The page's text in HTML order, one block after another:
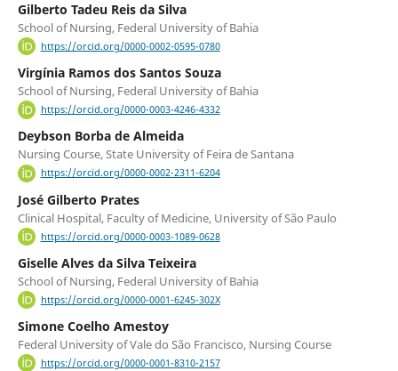
Gilberto Tadeu Reis da Silva
School of Nursing, Federal University of Bahia
https://orcid.org/0000-0002-0595-0780
Virgínia Ramos dos Santos Souza
School of Nursing, Federal University of Bahia
https://orcid.org/0000-0003-4246-4332
Deybson Borba de Almeida
Nursing Course, State University of Feira de Santana
https://orcid.org/0000-0002-2311-6204
José Gilberto Prates
Clinical Hospital, Faculty of Medicine, University of São Paulo
https://orcid.org/0000-0003-1089-0628
Giselle Alves da Silva Teixeira
School of Nursing, Federal University of Bahia
https://orcid.org/0000-0001-6245-302X
Simone Coelho Amestoy
Federal University of Vale do São Francisco, Nursing Course
https://orcid.org/0000-0001-8310-2157